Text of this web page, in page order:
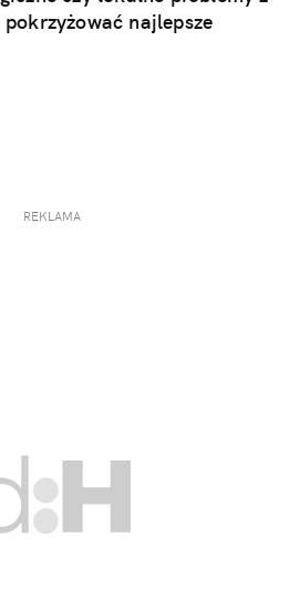
najlepsze
REKLAMA